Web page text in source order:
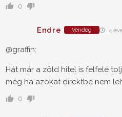
0
Endre Vendég 4
@graffin:
Hát már a zöld hitel is felfelé
még ha azokat direktbe nem
0